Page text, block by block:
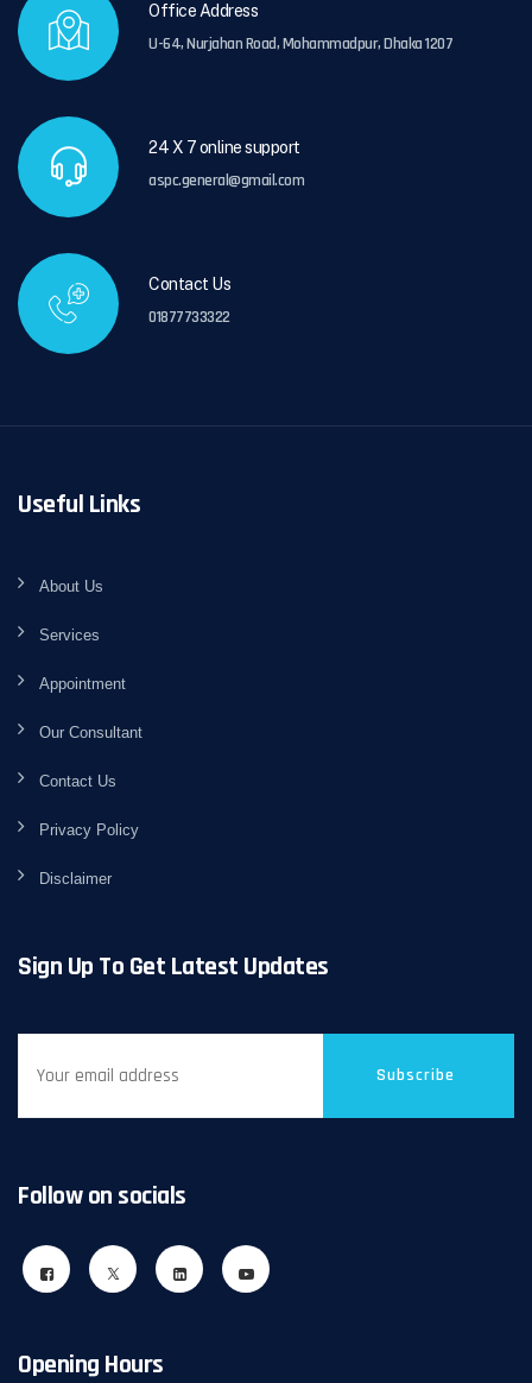
Office Address
U-64, Nurjahan Road, Mohammadpur, Dhaka 1207
24 X 7 online support
aspc.general@gmail.com
Contact Us
01877733322
Useful Links
About Us
Services
Appointment
Our Consultant
Contact Us
Privacy Policy
Disclaimer
Sign Up To Get Latest Updates
Subscribe
Follow on socials
Opening Hours